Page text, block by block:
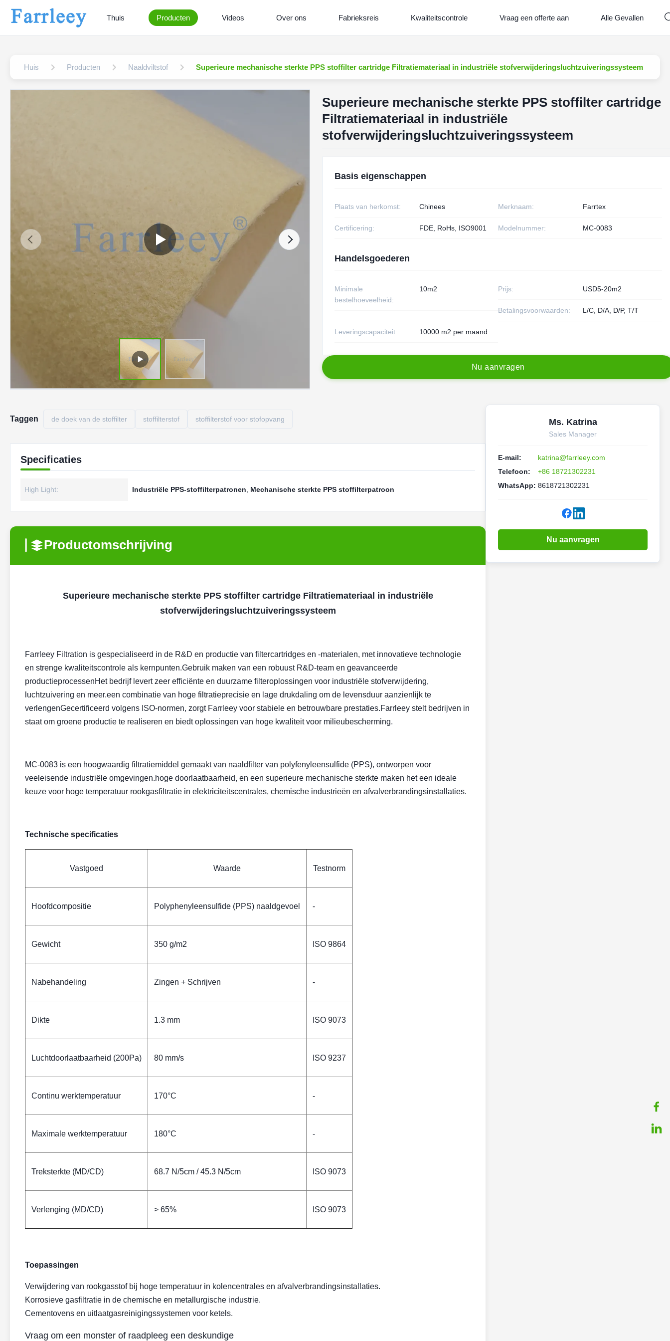
Thuis Producten Videos Over ons Fabrieksreis Kwaliteitscontrole Vraag een offerte aan Alle Gevallen
Huis Producten Naaldviltstof Superieure mechanische sterkte PPS stoffilter cartridge Filtratiemateriaal in industriële stofverwijderingsluchtzuiveringssysteem
Superieure mechanische sterkte PPS stoffilter cartridge
Filtratiemateriaal in industriële
stofverwijderingsluchtzuiveringssysteem
Basis eigenschappen
Plaats van herkomst: Chinees Merknaam: Farrtex
Certificering: FDE, RoHs, ISO9001 Modelnummer: MC-0083
Handelsgoederen
Minimale
bestelhoeveelheid:
10m2 Prijs: USD5-20m2
Betalingsvoorwaarden: L/C, D/A, D/P, T/T
Leveringscapaciteit: 10000 m2 per maand
N u aanvragen
Taggen de doek van de stoffilter stoffilterstof stoffilterstof voor stofopvang
Specificaties
High Light: Industriële PPS-stoffilterpatronen Mechanische sterkte PPS stoffilterpatroon
Productomschrijving
Superieure mechanische sterkte PPS stoffilter cartridge Filtratiemateriaal in industriële
stofverwijderingsluchtzuiveringssysteem
Farrleey Filtration is gespecialiseerd in de R&D en productie van filtercartridges en -materialen, met innovatieve technologie
en strenge kwaliteitscontrole als kernpunten.Gebruik maken van een robuust R&D-team en geavanceerde
productieprocessenHet bedrijf levert zeer efficiënte en duurzame filteroplossingen voor industriële stofverwijdering,
luchtzuivering en meer.een combinatie van hoge filtratieprecisie en lage drukdaling om de levensduur aanzienlijk te
verlengenGecertificeerd volgens ISO-normen, zorgt Farrleey voor stabiele en betrouwbare prestaties.Farrleey stelt bedrijven in
staat om groene productie te realiseren en biedt oplossingen van hoge kwaliteit voor milieubescherming.
MC-0083 is een hoogwaardig filtratiemiddel gemaakt van naaldfilter van polyfenyleensulfide (PPS), ontworpen voor
veeleisende industriële omgevingen.hoge doorlaatbaarheid, en een superieure mechanische sterkte maken het een ideale
keuze voor hoge temperatuur rookgasfiltratie in elektriciteitscentrales, chemische industrieën en afvalverbrandingsinstallaties.
Technische specificaties
Vastgoed Waarde Testnorm
Hoofdcompositie Polyphenyleensulfide (PPS) naaldgevoel -
Gewicht 350 g/m2 ISO 9864
Nabehandeling Zingen + Schrijven -
Dikte 1.3 mm ISO 9073
Luchtdoorlaatbaarheid (200Pa) 80 mm/s ISO 9237
Continu werktemperatuur 170°C -
Maximale werktemperatuur 180°C -
Treksterkte (MD/CD) 68.7 N/5cm / 45.3 N/5cm ISO 9073
Verlenging (MD/CD) > 65% ISO 9073
Toepassingen
Verwijdering van rookgasstof bij hoge temperatuur in kolencentrales en afvalverbrandingsinstallaties.
Korrosieve gasfiltratie in de chemische en metallurgische industrie.
Cementovens en uitlaatgasreinigingssystemen voor ketels.
Vraag om een monster of raadpleeg een deskundige
Ms. Katrina
Sales Manager
E-mail:
katrina@farrleey.com
Telefoon:
+86 18721302231
WhatsApp: 8618721302231
Nu aanvragen